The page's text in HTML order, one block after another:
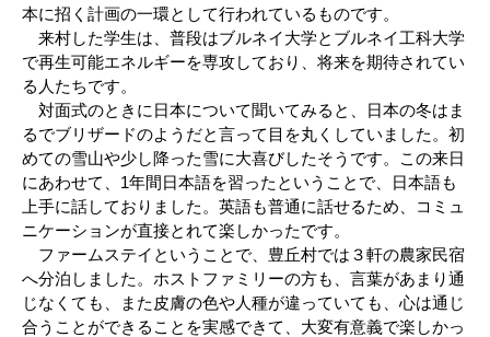
本に招く計画の一環として行われているものです。
来村した学生は、普段はブルネイ大学とブルネイ工科大学
で再生可能エネルギーを専攻しており、将来を期待されてい
る人たちです。
対面式のときに日本について聞いてみると、日本の冬はま
るでブリザードのようだと言って目を丸くしていました。初
めての雪山や少し降った雪に大喜びしたそうです。この来日
にあわせて、1年間日本語を習ったということで、日本語も
上手に話しておりました。英語も普通に話せるため、コミュ
ニケーションが直接とれて楽しかったです。
ファームステイということで、豊丘村では３軒の農家民宿
へ分泊しました。ホストファミリーの方も、言葉があまり通
じなくても、また皮膚の色や人種が違っていても、心は通じ
合うことができることを実感できて、大変有意義で楽しかっ